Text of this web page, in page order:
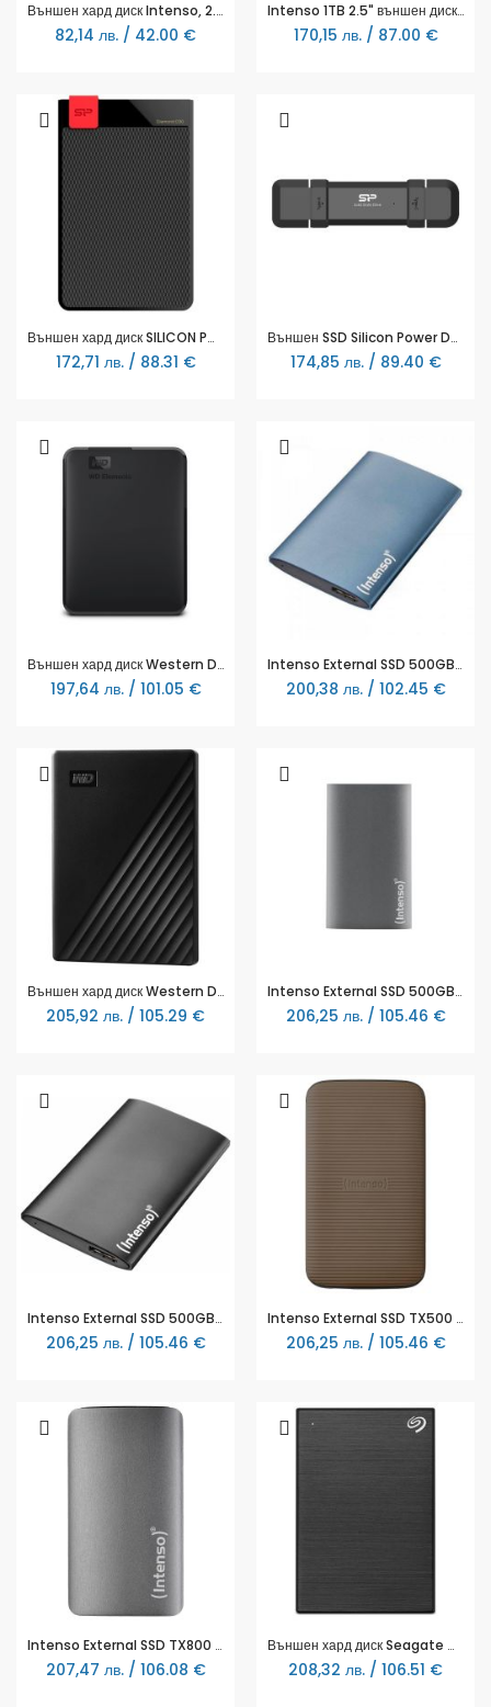
Външен хард диск Intenso, 2.5", 500 GB
82,14 лв. / 42.00 €
Intenso 1TB 2.5" външен диск USB 3.2 memory board
170,15 лв. / 87.00 €
Външен хард диск SILICON POWER Diamond D30 Black 1TB 2.5"
172,71 лв. / 88.31 €
Външен SSD Silicon Power DS72 Black, 250GB
174,85 лв. / 89.40 €
Външен хард диск Western Digital Elements Portable, 1TB, 2.5"
197,64 лв. / 101.05 €
Intenso External SSD 500GB Premium blue
200,38 лв. / 102.45 €
Външен хард диск Western Digital My Passport, 1TB, 2.5"
205,92 лв. / 105.29 €
Intenso External SSD 500GB Premium anthracite
206,25 лв. / 105.46 €
Intenso External SSD 500GB Premium black
206,25 лв. / 105.46 €
Intenso External SSD TX500 500GB
206,25 лв. / 105.46 €
Intenso External SSD TX800 500GB
207,47 лв. / 106.08 €
Външен хард диск Seagate One Touch with Password 2.5", 1TB
208,32 лв. / 106.51 €